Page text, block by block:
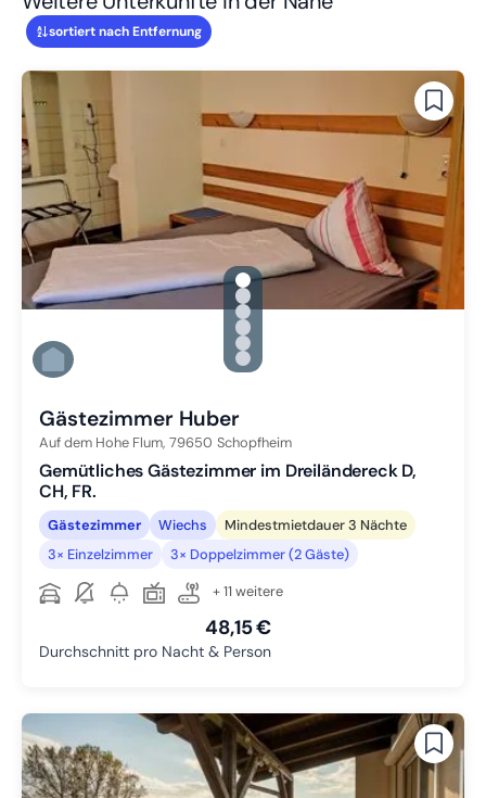
sortiert nach Entfernung
gallery.slide_selector
Zu Slide 1 wechseln
Zu Slide 2 wechseln
Zu Slide 3 wechseln
Zu Slide 4 wechseln
Zu Slide 5 wechseln
Zu Slide 6 wechseln
Gästezimmer Huber
Auf dem Hohe Flum, 79650 Schopfheim
Gemütliches Gästezimmer im Dreiländereck D,
CH, FR.
Gästezimmer Wiechs
Mindestmietdauer 3 Nächte
3× Einzelzimmer
3× Doppelzimmer (2 Gäste)
+ 11 weitere
48,15 €
Durchschnitt pro Nacht & Person